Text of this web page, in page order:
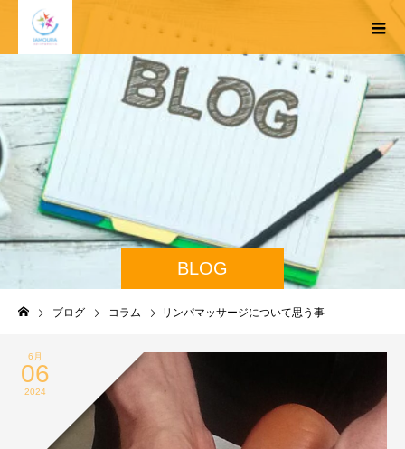
BLOG
ブログ コラム リンパマッサージについて思う事
6月
06
2024